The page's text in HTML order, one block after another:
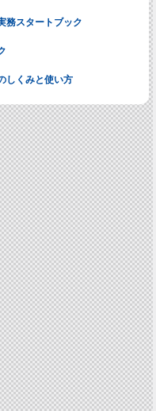
務スタートブック
しくみと使い方